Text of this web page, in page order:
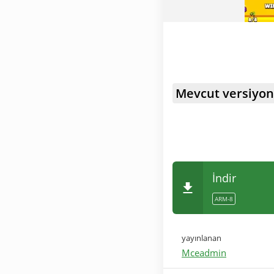
Mevcut
İndir
ARM-8
yayınlanan
Mceadmin